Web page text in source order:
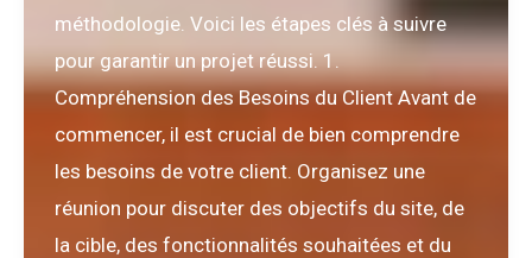
méthodologie. Voici les étapes clés à suivre
pour garantir un projet réussi. 1.
Compréhension des Besoins du Client Avant de
commencer, il est crucial de bien comprendre
les besoins de votre client. Organisez une
réunion pour discuter des objectifs du site, de
la cible, des fonctionnalités souhaitées et du